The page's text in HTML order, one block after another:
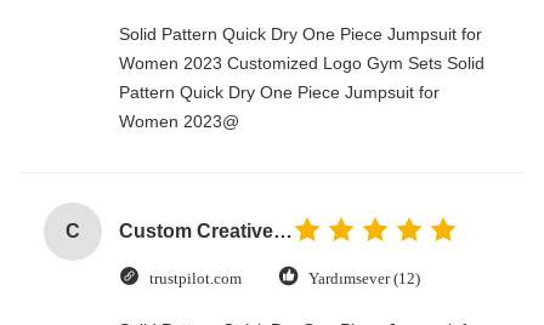
Solid Pattern Quick Dry One Piece Jumpsuit for
Women 2023 Customized Logo Gym Sets Solid
Pattern Quick Dry One Piece Jumpsuit for
Women 2023@
C Custom Creative Goodie Christmas Kraft Paper Gift Bag with Your Own Logo for Xmas Decorative Party
trustpilot.com Yardımsever (12)